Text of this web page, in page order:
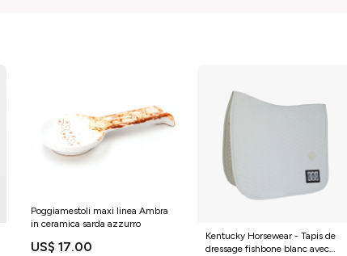
Poggiamestoli maxi linea Ambra
in ceramica sarda azzurro
US$ 17.00
Kentucky Horsewear - Tapis de
dressage fishbone blanc avec